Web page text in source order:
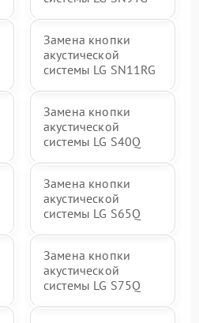
Замена кнопки
акустической
системы LG SN11RG
Замена кнопки
акустической
системы LG S40Q
Замена кнопки
акустической
системы LG S65Q
Замена кнопки
акустической
системы LG S75Q